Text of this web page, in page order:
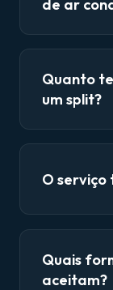
de ar
Quanto
um split?
O
Quais
aceitam?